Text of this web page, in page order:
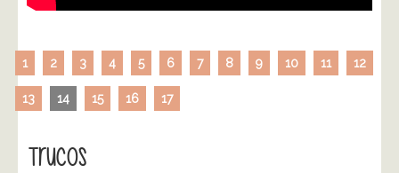
1 2 3 4 5 6 7 8 9 10 11 12
13 14 15 16 17
Trucos